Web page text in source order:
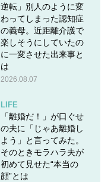
逆転」別人のように変
わってしまった認知症
の義母。近距離介護で
楽しそうにしていたの
に一変させた出来事と
は
2026.08.07
LIFE
「離婚だ！」が口ぐせ
の夫に「じゃあ離婚し
よう」と言ってみた。
そのときモラハラ夫が
初めて見せた“本当の
顔”とは